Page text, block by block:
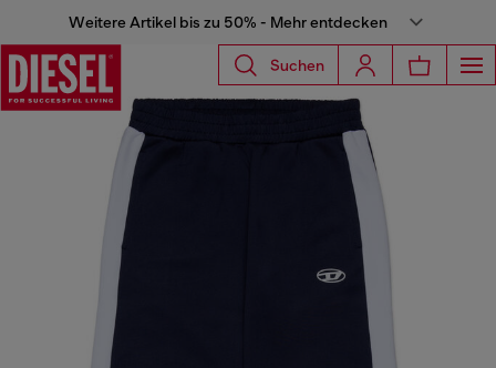
Weitere Artikel bis zu 50% - Mehr entdecken
Suchen